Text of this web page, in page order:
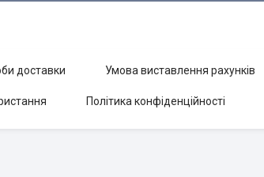
доставки Умова виставлення рахунків
Політика конфіденційності